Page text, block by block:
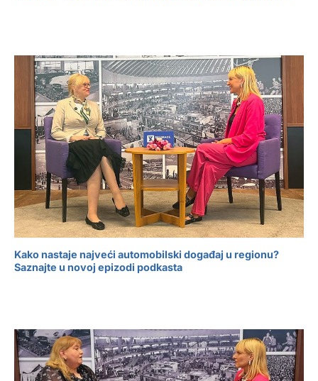
Kako nastaje najveći automobilski događaj u regionu?
Saznajte u novoj epizodi podkasta